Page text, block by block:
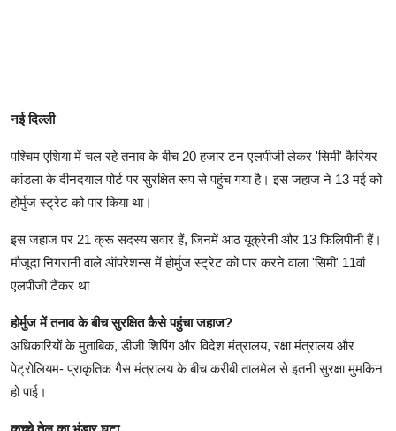
नई दिल्ली
पश्चिम एशिया में चल रहे तनाव के बीच 20 हजार टन एलपीजी लेकर 'सिमी' कैरियर
कांडला के दीनदयाल पोर्ट पर सुरक्षित रूप से पहुंच गया है। इस जहाज ने 13 मई को
होर्मुज स्ट्रेट को पार किया था।
इस जहाज पर 21 क्रू सदस्य सवार हैं, जिनमें आठ यूक्रेनी और 13 फिलिपीनी हैं।
मौजूदा निगरानी वाले ऑपरेशन्स में होर्मुज स्ट्रेट को पार करने वाला 'सिमी' 11वां
एलपीजी टैंकर था
होर्मुज में तनाव के बीच सुरक्षित कैसे पहुंचा जहाज?
अधिकारियों के मुताबिक, डीजी शिपिंग और विदेश मंत्रालय, रक्षा मंत्रालय और
पेट्रोलियम- प्राकृतिक गैस मंत्रालय के बीच करीबी तालमेल से इतनी सुरक्षा मुमकिन
हो पाई।